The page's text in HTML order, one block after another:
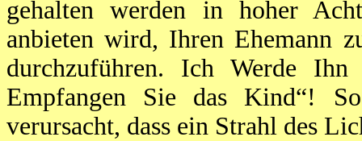
gehalten werden in hoher
anbieten wird, Ihren Ehemann
durchzuführen. Ich Werde Ihn
Empfangen Sie das Kind“!
verursacht, dass ein Strahl des